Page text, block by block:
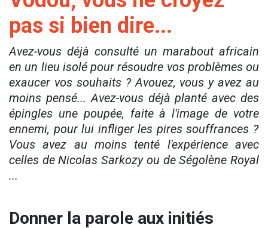
pas si bien dire...
Avez-vous déjà consulté un marabout africain
en un lieu isolépour résoudre vos problèmes ou
exaucer vos souhaits?Avouez, vous y avez au
moins pensé...Avez-vous déjà plantéavec des
épingles une poupée, faite à l'image de votre
ennemi, pour lui infliger les pires souffrances ?
Vous avez aumoins tenté l'expérience avec
celles de Nicolas Sarkozy oude Ségolène Royal
...
Donner la parole aux initiés